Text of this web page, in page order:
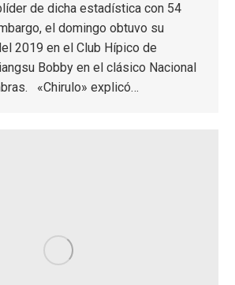
de dicha estadística con 54
el domingo obtuvo su
2019 en el Club Hípico de
Bobby en el clásico Nacional
«Chirulo» explicó…